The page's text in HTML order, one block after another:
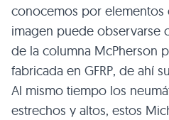
conocemos por elementos
imagen puede observarse
de la columna McPherson
fabricada en GFRP, de ahí
Al mismo tiempo los
estrechos y altos, estos